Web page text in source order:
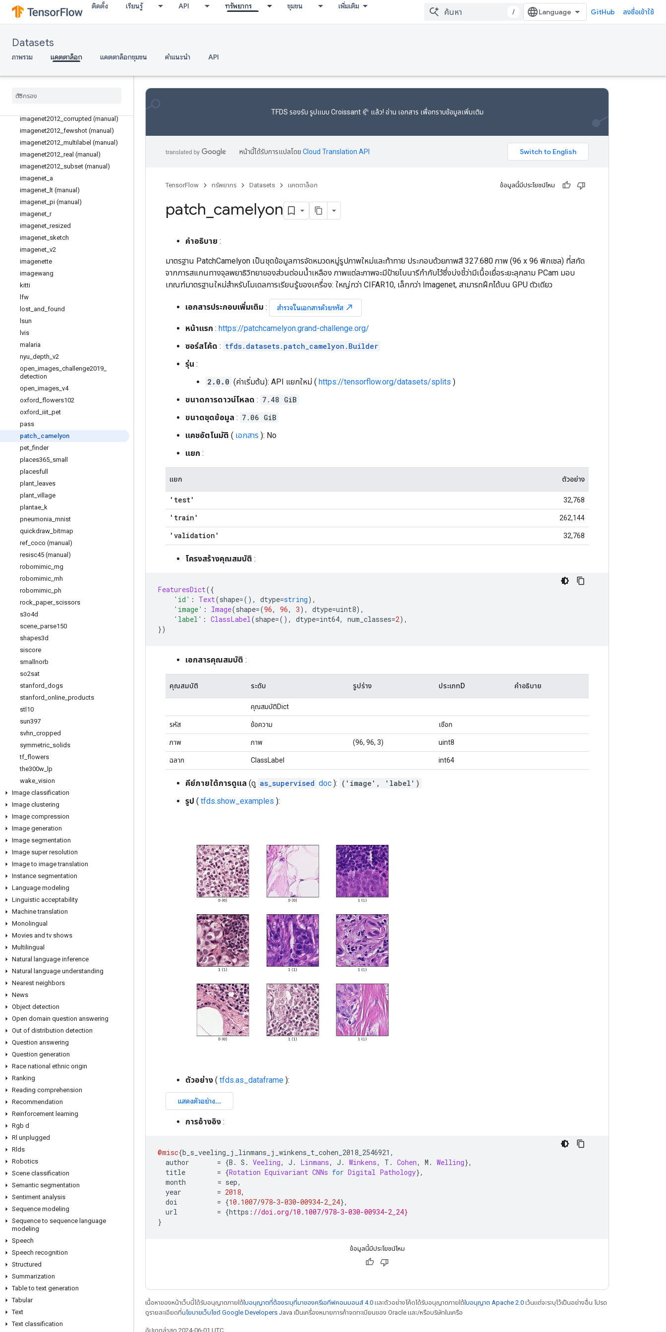
ติดตั้ง เรียนรู้ API ทรัพยากร ชุมชน เพิ่มเติม
/ GitHub ลงชื่อเข้าใช้
Datasets
ภาพรวม แคตตาล็อก แคตตาล็อกชุมชน คำแนะนำ API
clevr
clic
covr
div2k
flic
imagenet2012 corrupted (manual)
imagenet2012 fewshot (manual)
imagenet2012 multilabel (manual)
imagenet2012 real (manual)
imagenet2012 subset (manual)
imagenet a
imagenet lt (manual)
imagenet pi (manual)
imagenet r
imagenet resized
imagenet sketch
imagenet v2
imagenette
imagewang
kitti
lfw
lost and found
lsun
lvis
malaria
nyu depth v2
open images challenge2019
detection
open images v4
oxford flowers102
oxford iiit pet
pass
patch camelyon
pet _finder
places365 small
placesfull
plant leaves
plant village
plantae k
pneumonia mnist
quickdraw bitmap
ref coco (manual)
resisc45 (manual)
robomimic mg
robomimic mh
robomimic ph
rock paper_ scissors
s3o4d
scene parse150
shapes3d
siscore
smallnorb
so2sat
stanford dogs
stanford online products
stl10
sun397
svhn cropped
symmetric solids
tf flowers
the300w lp
wake vision
Image classification
Image clustering
Image compression
Image generation
Image segmentation
Image super resolution
Image to image translation
Instance segmentation
Language modeling
Linguistic acceptability
Machine translation
Monolingual
Movies and tv shows
Multilingual
Natural language inference
Natural language understanding
Nearest neighbors
News
Object detection
Open domain question answering
Out of distribution detection
Question answering
Question generation
Race national ethnic origin
Ranking
Reading comprehension
Recommendation
Reinforcement learning
Rgb d
Rl unplugged
Rlds
Robotics
Scene classification
Semantic segmentation
Sentiment analysis
Sequence modeling
Sequence to sequence language
modeling
Speech
Speech recognition
Structured
Summarization
Table to text generation
Tabular
Text
Text classification
TFDS รองรับ รูปแบบ Croissant 🥐 แล้ว! อ่าน เอกสาร เพื่อทราบข้อมูลเพิ่มเติม
หน้านี้ได้รับการแปลโดย Cloud Translation API
TensorFlow ทรัพยากร Datasets แคตตาล็อก ข้อมูลนี้มีประโยชน์ไหม
patch camelyon
คำอธิบาย :
มาตรฐาน PatchCamelyon เป็นชุดข้อมูลการจัดหมวดหมู่รูปภาพใหม่และท้าทาย ประกอบด้วยภาพสี 327.680 ภาพ (96 x 96 พิกเซล) ที่สกัด
จากการสแกนทางจุลพยาธิวิทยาของส่วนต่อมน้ำเหลือง ภาพแต่ละภาพจะมีป้ายไบนารีกำกับไว้ซึ่งบ่งชี้ว่ามีเนื้อเยื่อระยะลุกลาม PCam มอบ
เกณฑ์มาตรฐานใหม่สำหรับโมเดลการเรียนรู้ของเครื่อง: ใหญ่กว่า CIFAR10, เล็กกว่า Imagenet, สามารถฝึกได้บน GPU ตัวเดียว
เอกสารประกอบเพิ่มเติม : สำรวจในเอกสารด้วยรหัส north_east
หน้าแรก : https://patchcamelyon.grand-challenge.org/
ซอร์สโค้ด : tfds.datasets.patch_camelyon.Builder
รุ่น :
2.0.0 (ค่าเริ่มต้น): API แยกใหม่ ( https://tensorflow.org/datasets/splits )
ขนาดการดาวน์โหลด : 7.48 GiB
ขนาดชุดข้อมูล : 7.06 GiB
แคชอัตโนมัติ ( เอกสาร ): No
แยก :
แยก ตัวอย่าง
'test' 32,768
'train' 262,144
'validation' 32,768
โครงสร้างคุณสมบัติ :
FeaturesDict({
'id' : Text(shape=(), dtype=string),
'image' : Image(shape=(96, 96, 3), dtype=uint8),
'label' : ClassLabel(shape=(), dtype=int64, num_classes=2),
})
เอกสารคุณสมบัติ :
คุณสมบัติ ระดับ รูปร่าง ประเภทD คำอธิบาย
คุณสมบัติDict
รหัส ข้อความ เชือก
ภาพ ภาพ (96, 96, 3) uint8
ฉลาก ClassLabel int64
คีย์ภายใต้การดูแล (ดู as_supervised doc ): ('image', 'label')
รูป ( tfds.show_examples ):
ตัวอย่าง ( tfds.as_dataframe ):
การอ้างอิง :
@misc{b_s_veeling_j_linmans_j_winkens_t_cohen_2018_2546921 ,
author = {B . S . Veeling, J . Linmans, J . Winkens, T . Cohen, M . Welling},
title = {Rotation Equivariant CNNs for Digital Pathology},
month = sep,
year = 2018,
doi = {10.1007/978-3-030-00934-2_24},
url = {https : //doi.org/10.1007/978-3-030-00934-2_24}
}
ข้อมูลนี้มีประโยชน์ไหม
เนื้อหาของหน้าเว็บนี้ได้รับอนุญาตภายใต้ใบอนุญาตที่ต้องระบุที่มาของครีเอทีฟคอมมอนส์ 4.0 และตัวอย่างโค้ดได้รับอนุญาตภายใต้ใบอนุญาต Apache 2.0 เว้นแต่จะระบุไว้เป็นอย่างอื่น โปรด
ดูรายละเอียดที่นโยบายเว็บไซต์ Google Developers Java เป็นเครื่องหมายการค้าจดทะเบียนของ Oracle และ/หรือบริษัทในเครือ
อัปเดตล่าสุด 2024-06-01 UTC